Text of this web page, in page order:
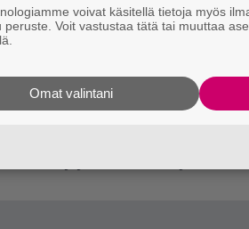
tähtäimellä viisi minuuttia
terveyssuositusten mukaan keho
mikä tekisi noin 2,5 tuntia. Tämä
päivä ainakin vähän, esimerkiksi 20-
että voit tehdä sen vaikka telkkaria
venytyksellä? Ota käyttöön
voivat käsitellä tietoja myös
peruste. Voit vastustaa tätä tai muuttaa
Omat valintani